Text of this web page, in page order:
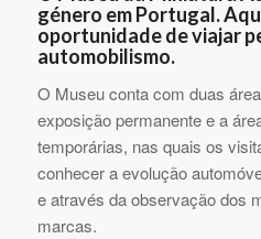
género em Portugal.
oportunidade de viajar
automobilismo.
O Museu conta com duas
exposição permanente e a
temporárias, nas quais os
conhecer a evolução
e através da observação dos
marcas.